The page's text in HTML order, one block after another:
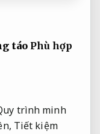
táo Phù hợp
trình minh
Tiết kiệm